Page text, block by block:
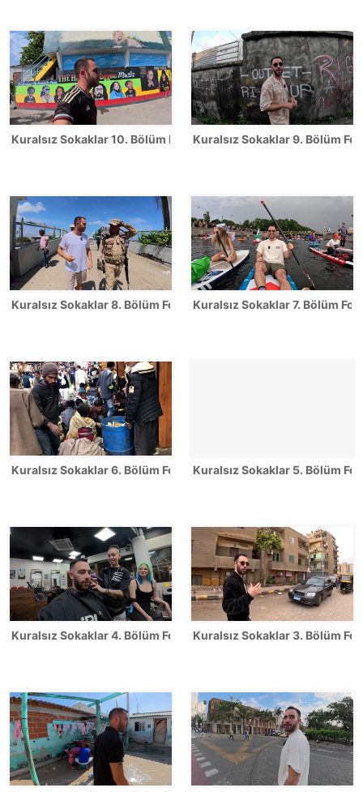
Kuralsız Sokaklar 10. Bölüm FotoğraflarıKuralsız Sokaklar 9. Bölüm
Kuralsız Sokaklar 8. Bölüm FotoğraflarıKuralsız Sokaklar 7. Bölüm
Kuralsız Sokaklar 6. Bölüm FotoğraflarıKuralsız Sokaklar 5. Bölüm
Kuralsız Sokaklar 4. Bölüm FotoğraflarıKuralsız Sokaklar 3. Bölüm